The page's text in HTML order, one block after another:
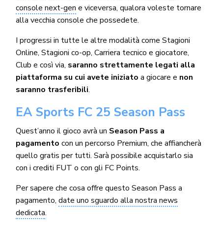
console next-gen e viceversa, qualora voleste tornare
alla vecchia console che possedete.
I progressi in tutte le altre modalità come Stagioni
Online, Stagioni co-op, Carriera tecnico e giocatore,
Club e così via, saranno strettamente legati alla
piattaforma su cui avete iniziato a giocare e non
saranno trasferibili.
EA Sports FC 25 Season Pass
Quest’anno il gioco avrà un Season Pass a
pagamento con un percorso Premium, che affiancherà
quello gratis per tutti. Sarà possibile acquistarlo sia
con i crediti FUT o con gli FC Points.
Per sapere che cosa offre questo Season Pass a
pagamento, date uno sguardo alla nostra news
dedicata.